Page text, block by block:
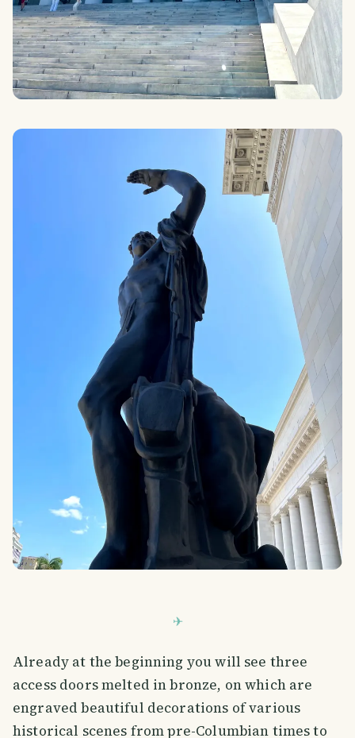
Already at the beginning you will see three
access doors melted in bronze, on which are
engraved beautiful decorations of various
historical scenes from pre-Columbian times to